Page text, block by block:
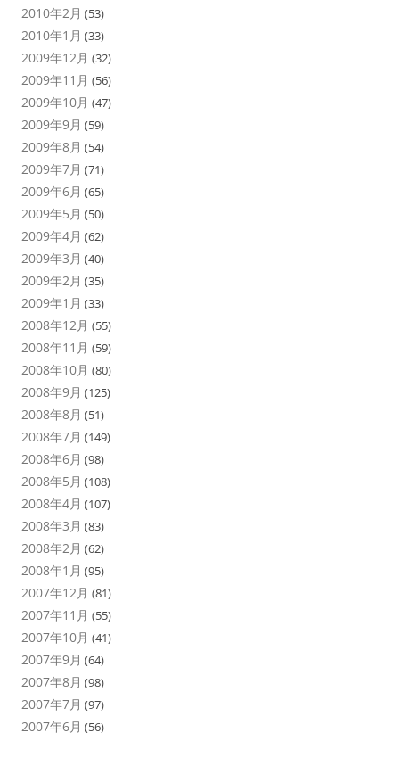
2010年2月 (53)
2010年1月 (33)
2009年12月 (32)
2009年11月 (56)
2009年10月 (47)
2009年9月 (59)
2009年8月 (54)
2009年7月 (71)
2009年6月 (65)
2009年5月 (50)
2009年4月 (62)
2009年3月 (40)
2009年2月 (35)
2009年1月 (33)
2008年12月 (55)
2008年11月 (59)
2008年10月 (80)
2008年9月 (125)
2008年8月 (51)
2008年7月 (149)
2008年6月 (98)
2008年5月 (108)
2008年4月 (107)
2008年3月 (83)
2008年2月 (62)
2008年1月 (95)
2007年12月 (81)
2007年11月 (55)
2007年10月 (41)
2007年9月 (64)
2007年8月 (98)
2007年7月 (97)
2007年6月 (56)